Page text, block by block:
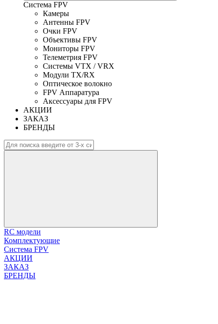
Система FPV
Камеры
Антенны FPV
Очки FPV
Объективы FPV
Мониторы FPV
Телеметрия FPV
Системы VTX / VRX
Модули TX/RX
Оптическое волокно
FPV Аппаратура
Аксессуары для FPV
АКЦИИ
ЗАКАЗ
БРЕНДЫ
RC модели
Комплектующие
Система FPV
АКЦИИ
ЗАКАЗ
БРЕНДЫ